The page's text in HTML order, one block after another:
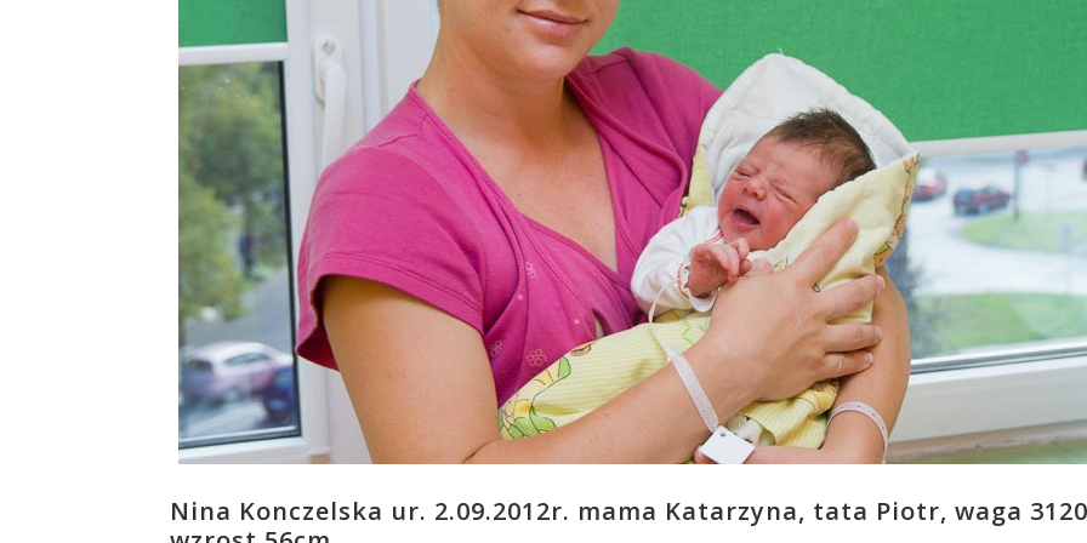
Nina Konczelska ur. 2.09.2012r. mama Katarzyna, tata Piotr, waga